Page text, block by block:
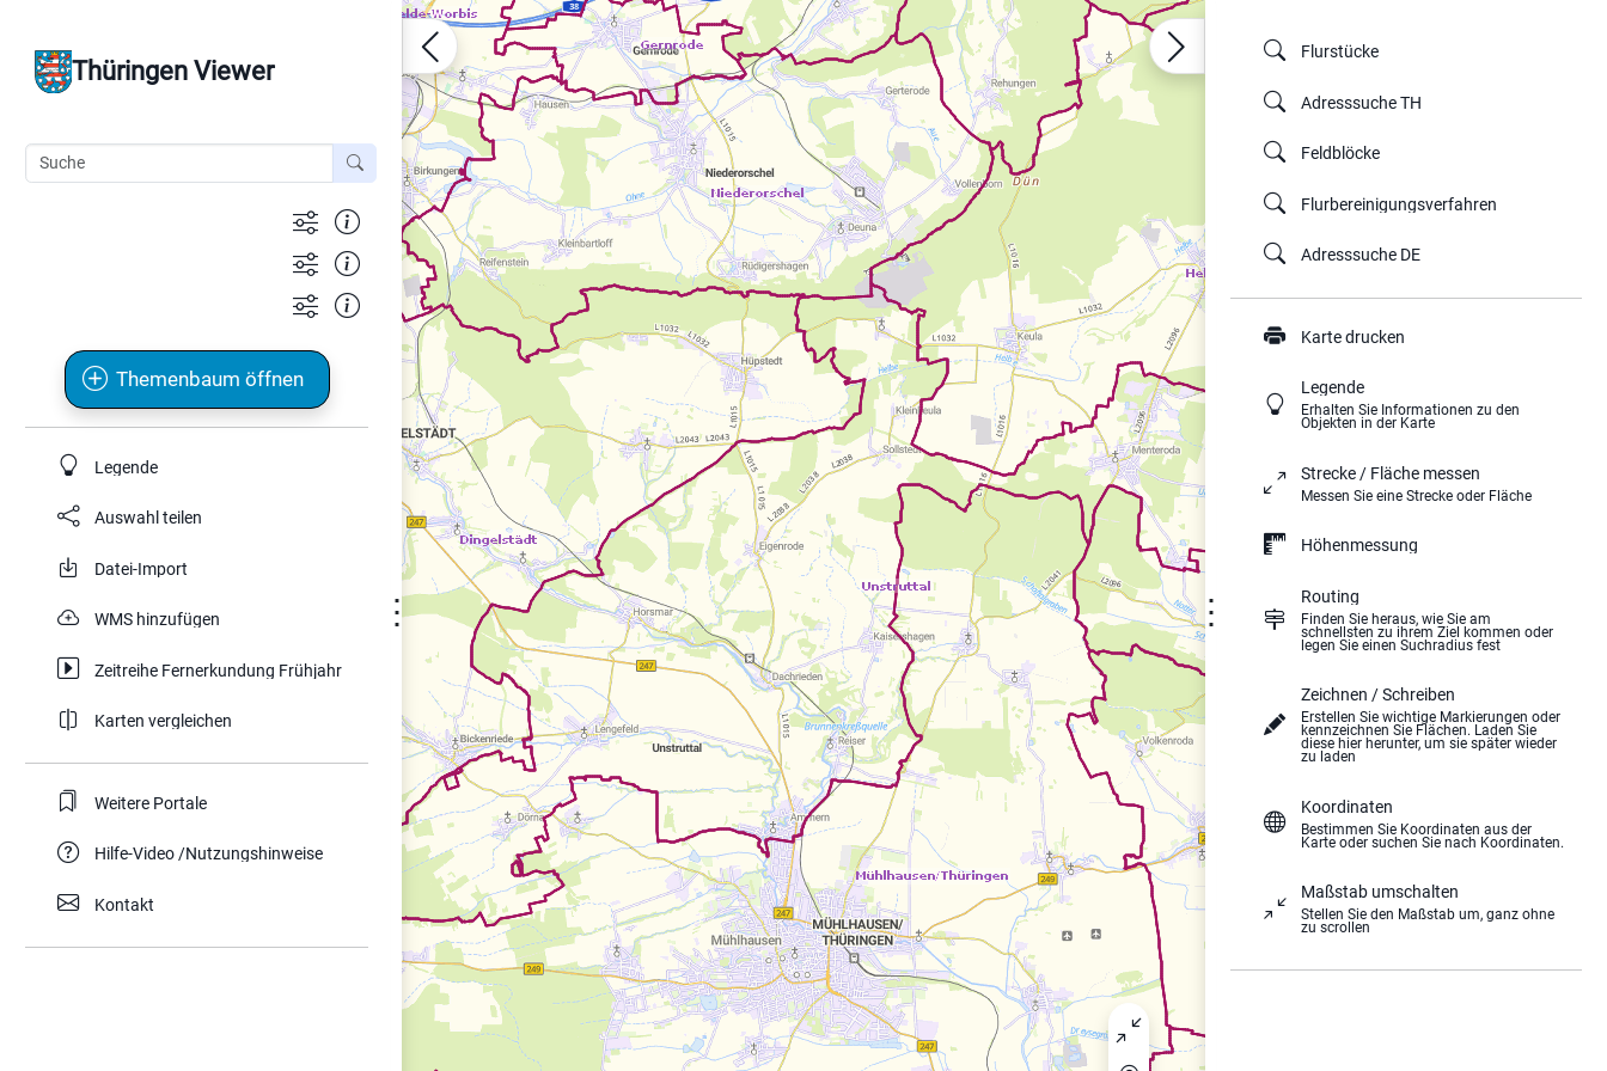
Thüringen Viewer
Themenbaum öffnen
Legende
Auswahl teilen
Datei-Import
WMS hinzufügen
Zeitreihe Fernerkundung Frühjahr
Karten vergleichen
Weitere Portale
Hilfe-Video /Nutzungshinweise
Kontakt
⋮
Flurstücke
Adresssuche TH
Feldblöcke
Flurbereinigungsverfahren
Adresssuche DE
Karte drucken
Legende
Erhalten Sie Informationen zu den
Objekten in der Karte
Strecke / Fläche messen
Messen Sie eine Strecke oder Fläche
Höhenmessung
Routing
Finden Sie heraus, wie Sie am
schnellsten zu ihrem Ziel kommen oder
legen Sie einen Suchradius fest
Zeichnen / Schreiben
Erstellen Sie wichtige Markierungen oder
kennzeichnen Sie Flächen. Laden Sie
diese hier herunter, um sie später wieder
zu laden
Koordinaten
Bestimmen Sie Koordinaten aus der
Karte oder suchen Sie nach Koordinaten.
Maßstab umschalten
Stellen Sie den Maßstab um, ganz ohne
zu scrollen
⋮